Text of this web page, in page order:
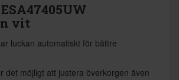
vit
luckan automatiskt för bättre
det möjligt att justera överkorgen även